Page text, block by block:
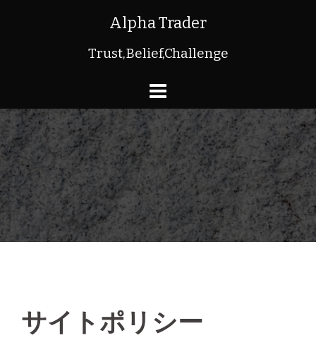
ツ
へ
ス
キ
ッ
プ
Alpha Trader
Trust,Belief,Challenge
サイトポリシー